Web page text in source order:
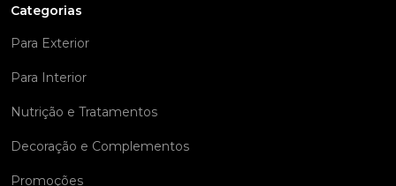
Categorias
Para Exterior
Para Interior
Nutrição e Tratamentos
Decoração e Complementos
Promoções